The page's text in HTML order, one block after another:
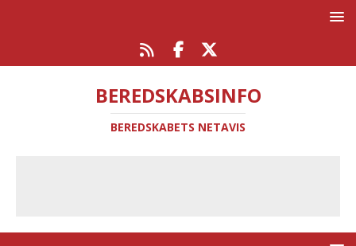
BEREDSKABSINFO
BEREDSKABETS NETAVIS